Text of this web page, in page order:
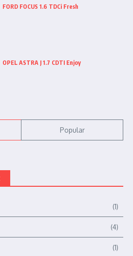
FORD FOCUS 1.6 TDCi Fresh
OPEL ASTRA J 1.7 CDTI Enjoy
Popular
(1)
(4)
(1)